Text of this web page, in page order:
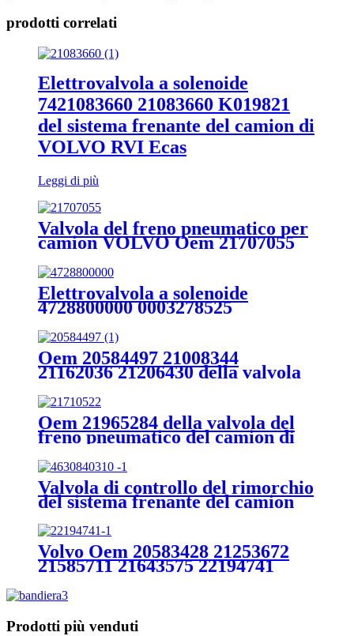
prodotti correlati
Elettrovalvola a solenoide
7421083660 21083660 K019821
del sistema frenante del camion di
VOLVO RVI Ecas
Leggi di più
Valvola del freno pneumatico per
camion VOLVO Oem 21707055
20741660 20994250 21379051
21991154 20837594 Elettrovalvola
a solenoide
Elettrovalvola a solenoide
4728800000 0003278525
del benz
Oem 20584497 21008344
21162036 21206430 della valvola
per l'elettrovalvola del camion
Oem 21965284 della valvola del
freno pneumatico del camion di
Volvo 22327072 21710522
21965253 22327063 elettrovalvola
a solenoide
Valvola di controllo del rimorchio
del sistema frenante del camion
4630840310 515004989
5058203500 elettrovalvola a
solenoide
Volvo Oem 20583428 21253672
21585711 21643575 22194741
valvola di livello del camion
Prodotti più venduti